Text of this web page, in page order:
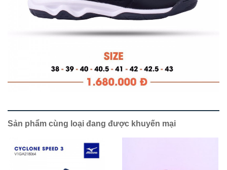
Sản phẩm cùng loại đang được khuyến mại